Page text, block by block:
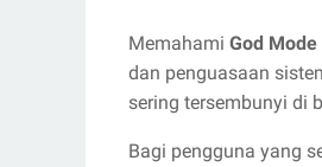
Memahami God
dan penguasaan
sering tersembunyi di
Bagi pengguna yang